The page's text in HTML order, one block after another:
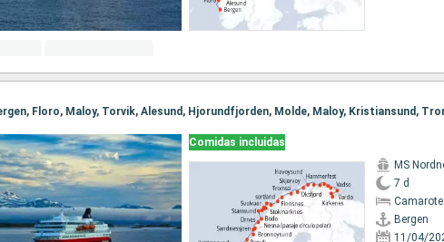
Comidas incluidas
MS
7 d
Bergen
11/04/